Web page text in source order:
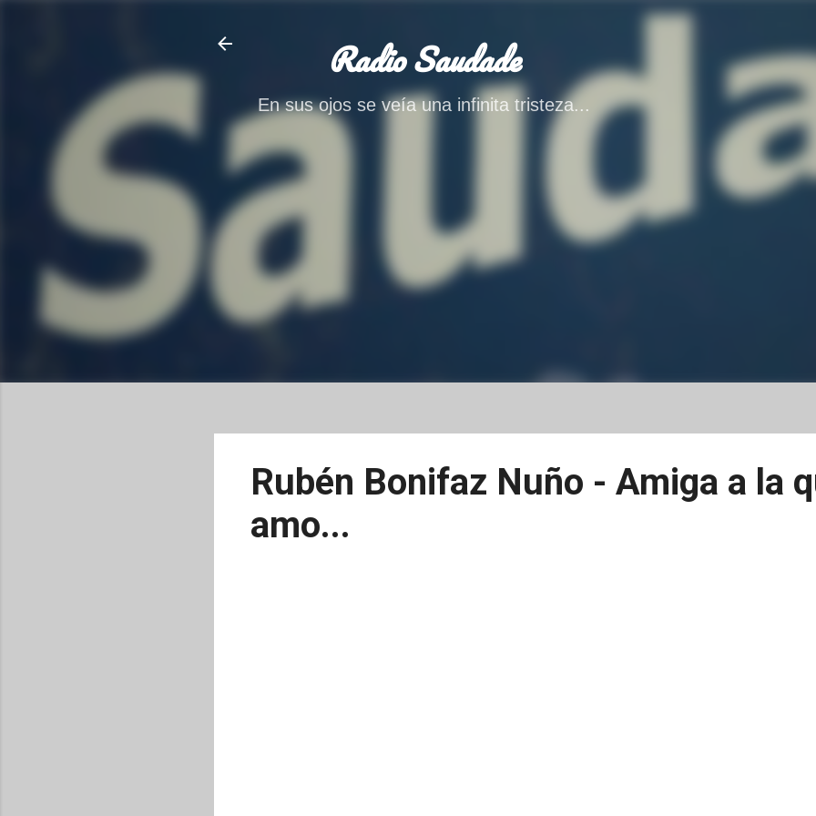
Ir al contenido principal
Radio Saudade
En sus ojos se veía una infinita tristeza...
Rubén Bonifaz Nuño - Amiga a la
amo...